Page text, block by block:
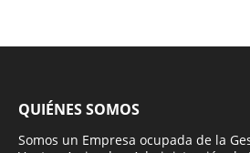
QUIÉNES SOMOS
Somos un Empresa ocupada de la